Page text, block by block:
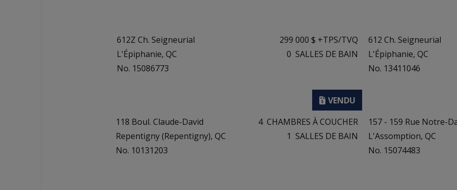
612Z Ch. Seigneurial
L'Épiphanie, QC
No. 15086773
299 000 $ +TPS/TVQ
0 SALLES DE BAIN
612 Ch. Seigneurial
L'Épiphanie, QC
No. 13411046
118 Boul. Claude-David
Repentigny (Repentigny), QC
No. 10131203
4 CHAMBRES À COUCHER
1 SALLES DE BAIN
157 - 159 Rue Notre-
L'Assomption, QC
No. 15074483